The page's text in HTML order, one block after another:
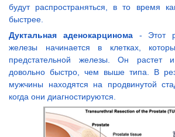
будут распространяться, в то время
быстрее.
Дуктальная аденокарцинома- Этот
железы начинается в клетках,
предстательной железы. Он растет и
довольно быстро, чем выше типа. В
мужчины находятся на продвинутой
когда они диагностируются.